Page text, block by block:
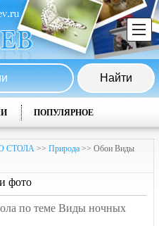
ПОПУЛЯРНОЕ
СТОЛА >> Природа >> Обои Виды
фото
по теме Виды ночных